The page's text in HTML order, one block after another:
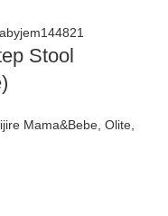
Stool
Mama&Bebe Olite,